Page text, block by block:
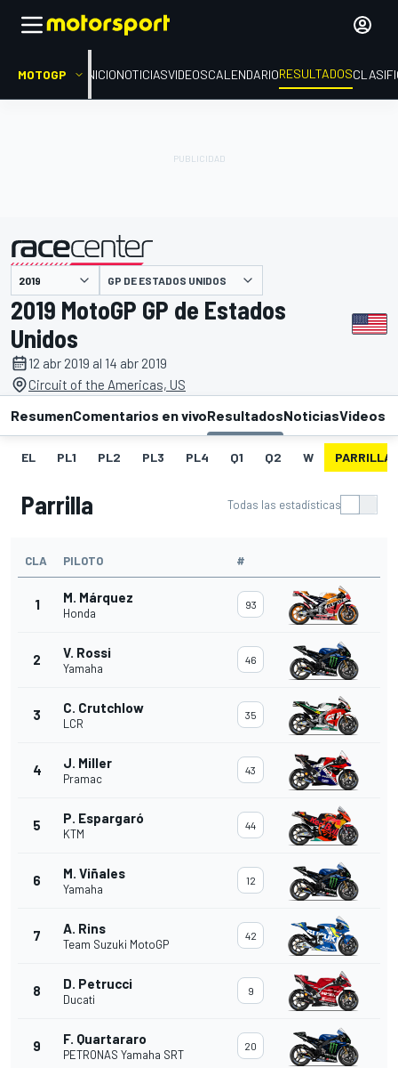
MOTOGP INICIONOTICIASVIDEOSCALENDARIORESULTADOS
presentado por GP DE ESTADOS UNIDOS
2019 MotoGP GP de Estados
Unidos
12 abr 2019 al 14 abr 2019
Circuit of the Americas, US
ResumenComentarios en vivoResultadosNoticiasVideos
EL PL1 PL2 PL3 PL4 Q1 Q2 W PARRILLA
Parrilla Todas las estadísticas
CLA PILOTO #
1 M. Márquez
Honda
93
2 V. Rossi
Yamaha
46
3 C. Crutchlow
LCR
35
4 J. Miller
Pramac
43
5 P. Espargaró
KTM
44
6 M. Viñales
Yamaha
12
7 A. Rins
Team Suzuki MotoGP
42
8 D. Petrucci
Ducati
9
9 F. Quartararo
PETRONAS Yamaha SRT
20